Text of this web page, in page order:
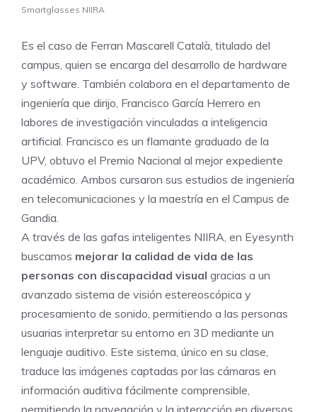
Smartglasses NIIRA
Es el caso de Ferran Mascarell Català, titulado del
campus, quien se encarga del desarrollo de hardware
y software. También colabora en el departamento de
ingeniería que dirijo, Francisco García Herrero en
labores de investigación vinculadas a inteligencia
artificial. Francisco es un flamante graduado de la
UPV, obtuvo el Premio Nacional al mejor expediente
académico. Ambos cursaron sus estudios de ingeniería
en telecomunicaciones y la maestría en el Campus de
Gandia.
A través de las gafas inteligentes NIIRA, en Eyesynth
buscamos mejorar la calidad de vida de las
personas con discapacidad visual gracias a un
avanzado sistema de visión estereoscópica y
procesamiento de sonido, permitiendo a las personas
usuarias interpretar su entorno en 3D mediante un
lenguaje auditivo. Este sistema, único en su clase,
traduce las imágenes captadas por las cámaras en
información auditiva fácilmente comprensible,
permitiendo la navegación y la interacción en diversos